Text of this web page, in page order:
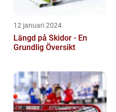
12 januari 2024
Längd på Skidor - En
Grundlig Översikt